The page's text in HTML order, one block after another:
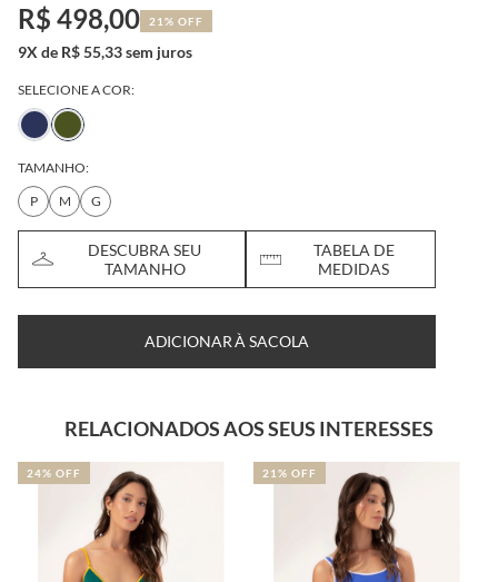
R$ 498,00 21% OFF
9X de R$ 55,33 sem juros
SELECIONE A COR:
TAMANHO:
P
M G
DESCUBRA SEU
TAMANHO
TABELA DE
MEDIDAS
ADICIONAR À SACOLA
RELACIONADOS AOS SEUS INTERESSES
24% OFF 21% OFF